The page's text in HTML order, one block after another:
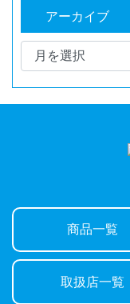
アーカイブ
商品一覧
取扱店一覧